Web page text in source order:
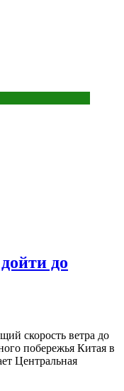
до
скорость ветра до
побережья Китая в
Центральная